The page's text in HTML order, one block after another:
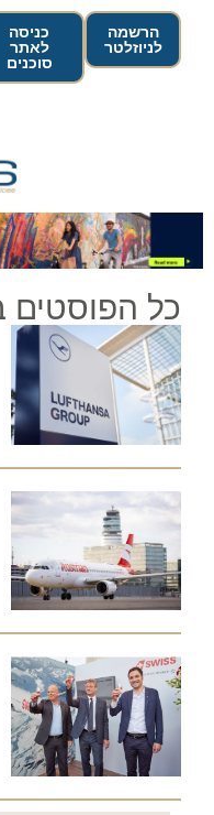
הרשמה
לניוזלטר
כניסה
לאתר
סוכנים
כל הפוסטים